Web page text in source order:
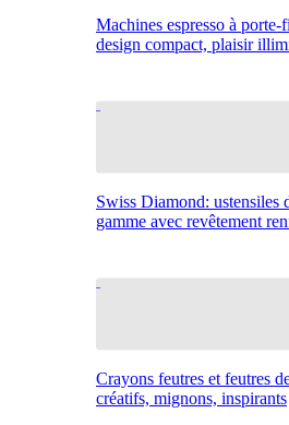
Machines espresso à
design compact, plaisir
Swiss Diamond: ustensiles
gamme avec revêtement
Crayons feutres et feutres
créatifs, mignons, inspirants